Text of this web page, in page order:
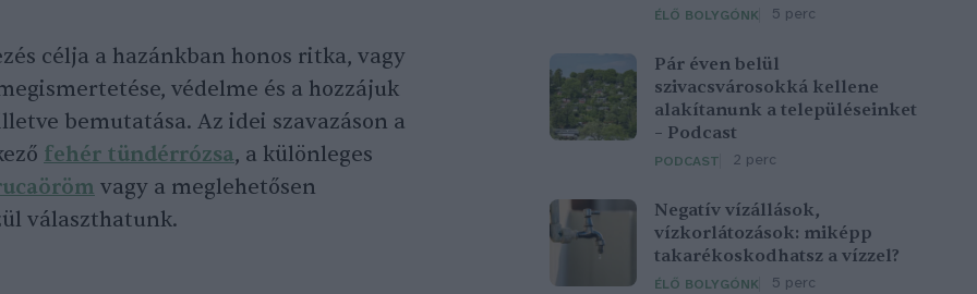
célja a hazánkban honos ritka, vagy
védelme és a hozzájuk
bemutatása. Az idei szavazáson a
fehér tündérrózsa, a különleges
vagy a meglehetősen
választhatunk.
ÉLŐ BOLYGÓNK 5 perc
Pár éven belül
szivacsvárosokká kellene
alakítanunk a településeinket
– Podcast
PODCAST 2 perc
Negatív vízállások,
vízkorlátozások: miképp
takarékoskodhatsz a vízzel?
ÉLŐ BOLYGÓNK 5 perc